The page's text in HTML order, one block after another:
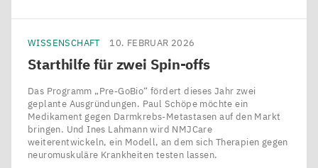
WISSENSCHAFT 10. FEBRUAR 2026
Starthilfe für zwei Spin-offs
Das Programm ​„Pre-GoBio“ fördert dieses Jahr zwei
geplante Ausgründungen. Paul Schöpe möchte ein
Medikament gegen Darmkrebs-Metastasen auf den Markt
bringen. Und Ines Lahmann wird NMJCare
weiterentwickeln, ein Modell, an dem sich Therapien gegen
neuromuskuläre Krankheiten testen lassen.